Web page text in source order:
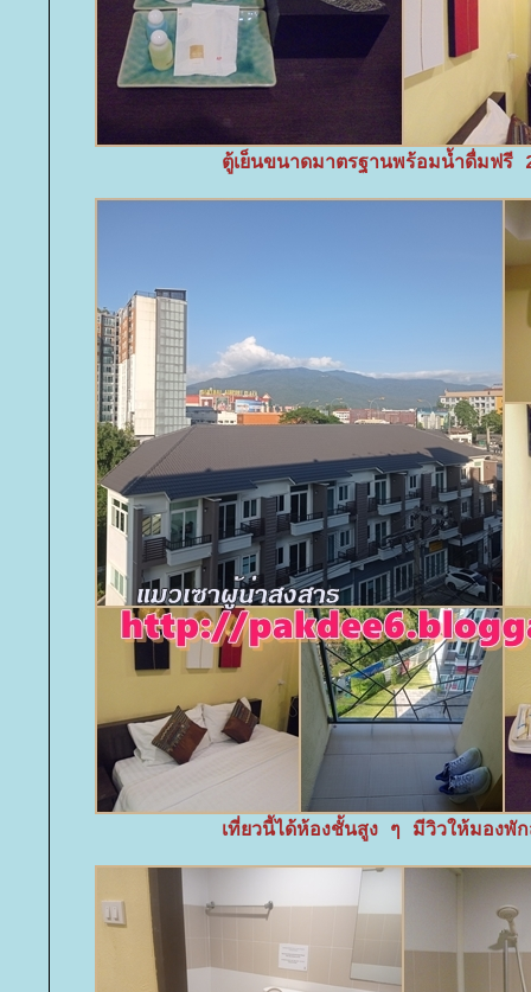
ตู้เย็นขนาดมาตรฐานพร้อมน้ำดื่มฟรี
เที่ยวนี้ได้ห้องชั้นสูง ๆ มีวิวให้มองพัก